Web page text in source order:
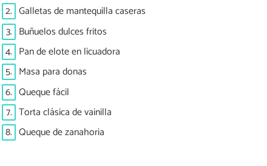
2. Galletas de mantequilla caseras
3. Buñuelos dulces fritos
4. Pan de elote en licuadora
5. Masa para donas
6. Queque fácil
7. Torta clásica de vainilla
8. Queque de zanahoria